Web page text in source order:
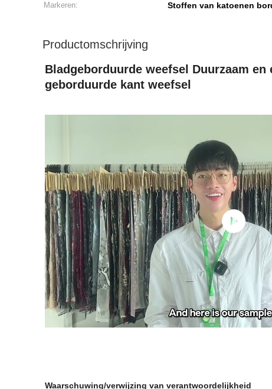
Markeren:
Stoffen van katoenen
Productomschrijving
Bladgeborduurde weefsel Duurzaam
geborduurde kant weefsel
Waarschuwing/verwijzing van verantwoordelijkheid